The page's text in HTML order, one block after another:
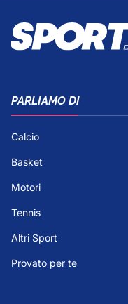
PARLIAMO DI
Calcio
Basket
Motori
Tennis
Altri Sport
Provato per te